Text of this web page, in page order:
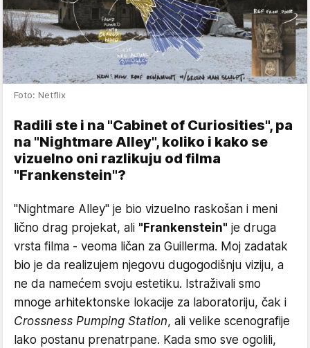
Foto: Netflix
Radili ste i na "Cabinet of Curiosities", pa
na "Nightmare Alley", koliko i kako se
vizuelno oni razlikuju od filma
"Frankenstein"?
"Nightmare Alley" je bio vizuelno raskošan i meni
lično drag projekat, ali "Frankenstein" je druga
vrsta filma - veoma ličan za Guillerma. Moj zadatak
bio je da realizujem njegovu dugogodišnju viziju, a
ne da namećem svoju estetiku. Istraživali smo
mnoge arhitektonske lokacije za laboratoriju, čak i
Crossness Pumping Station, ali velike scenografije
lako postanu prenatrpane. Kada smo sve ogolili,